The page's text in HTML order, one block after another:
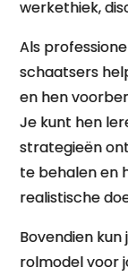
werkethiek,
Als
schaatsers
en hen
Je kunt hen
strategieën
te behalen en
realistische
Bovendien
rolmodel voor